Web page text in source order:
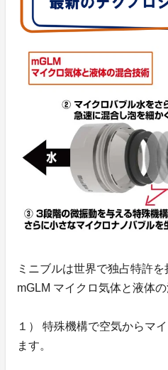
ミニブルは世界で独占特許を
mGLM マイクロ気体と液体
１） 特殊機構で空気からマ
ます。